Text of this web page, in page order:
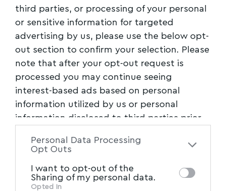
third parties, or processing of your personal
or sensitive information for targeted
advertising by us, please use the below opt-
out section to confirm your selection. Please
note that after your opt-out request is
processed you may continue seeing
interest-based ads based on personal
information utilized by us or personal
information disclosed to third parties prior
of the further disclosure of your personal
of downstream participants. This
information may also be disclosed by us to
Personal Data Processing
Opt Outs
I want to opt-out of the
Sharing of my personal data.
Opted In